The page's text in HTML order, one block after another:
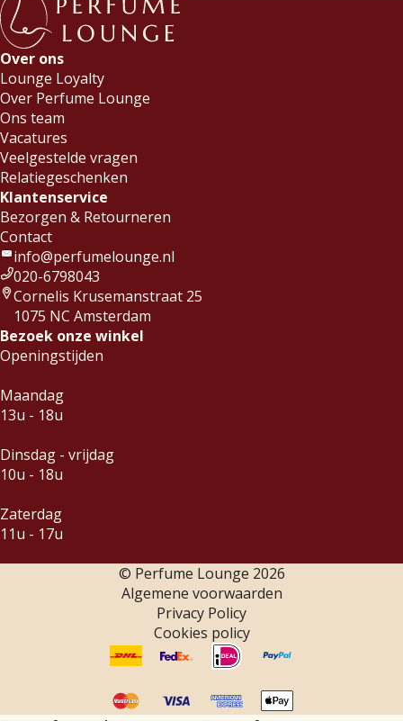
Over ons
Lounge Loyalty
Over Perfume Lounge
Ons team
Vacatures
Veelgestelde vragen
Relatiegeschenken
Klantenservice
Bezorgen & Retourneren
Contact
info@perfumelounge.nl
020-6798043
Cornelis Krusemanstraat 25
1075 NC Amsterdam
Bezoek onze winkel
Openingstijden
Maandag
13u - 18u
Dinsdag - vrijdag
10u - 18u
Zaterdag
11u - 17u
© Perfume Lounge 2026
Algemene voorwaarden
Privacy Policy
Cookies policy